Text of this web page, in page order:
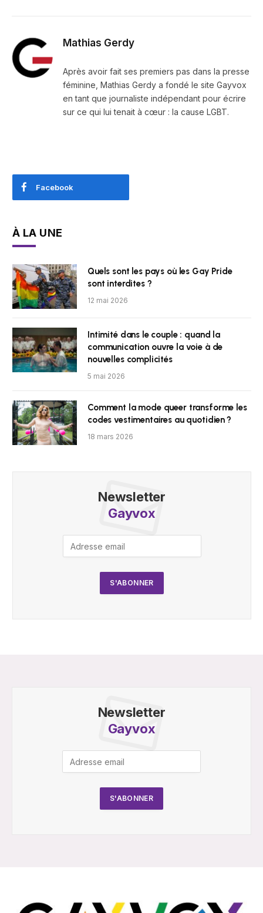
Mathias Gerdy
Après avoir fait ses premiers pas dans la presse
féminine, Mathias Gerdy a fondé le site Gayvox
en tant que journaliste indépendant pour écrire
sur ce qui lui tenait à cœur : la cause LGBT.
Facebook
À LA UNE
Quels sont les pays où les Gay Pride
sont interdites ?
12 mai 2026
Intimité dans le couple : quand la
communication ouvre la voie à de
nouvelles complicités
5 mai 2026
Comment la mode queer transforme les
codes vestimentaires au quotidien ?
18 mars 2026
Newsletter
Gayvox
Newsletter
Gayvox